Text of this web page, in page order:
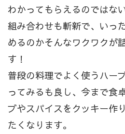
わかってもらえるのではな
組み合わせも斬新で、いっ
めるのかそんなワクワクが
す！
普段の料理でよく使うハー
ってみるも良し、今まで食
ブやスパイスをクッキー作
たくなります。